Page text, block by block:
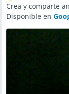
Crea y comparte
Disponible en